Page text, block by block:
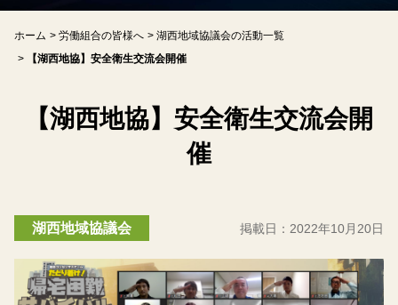
アクセス
ホーム 労働組合の皆様へ
湖西地域協議会の活動一覧
【湖西地協】安全衛生交流会開催
【湖西地協】安全衛生交流会開
催
湖西地域協議会 掲載日： 2022年10月20日